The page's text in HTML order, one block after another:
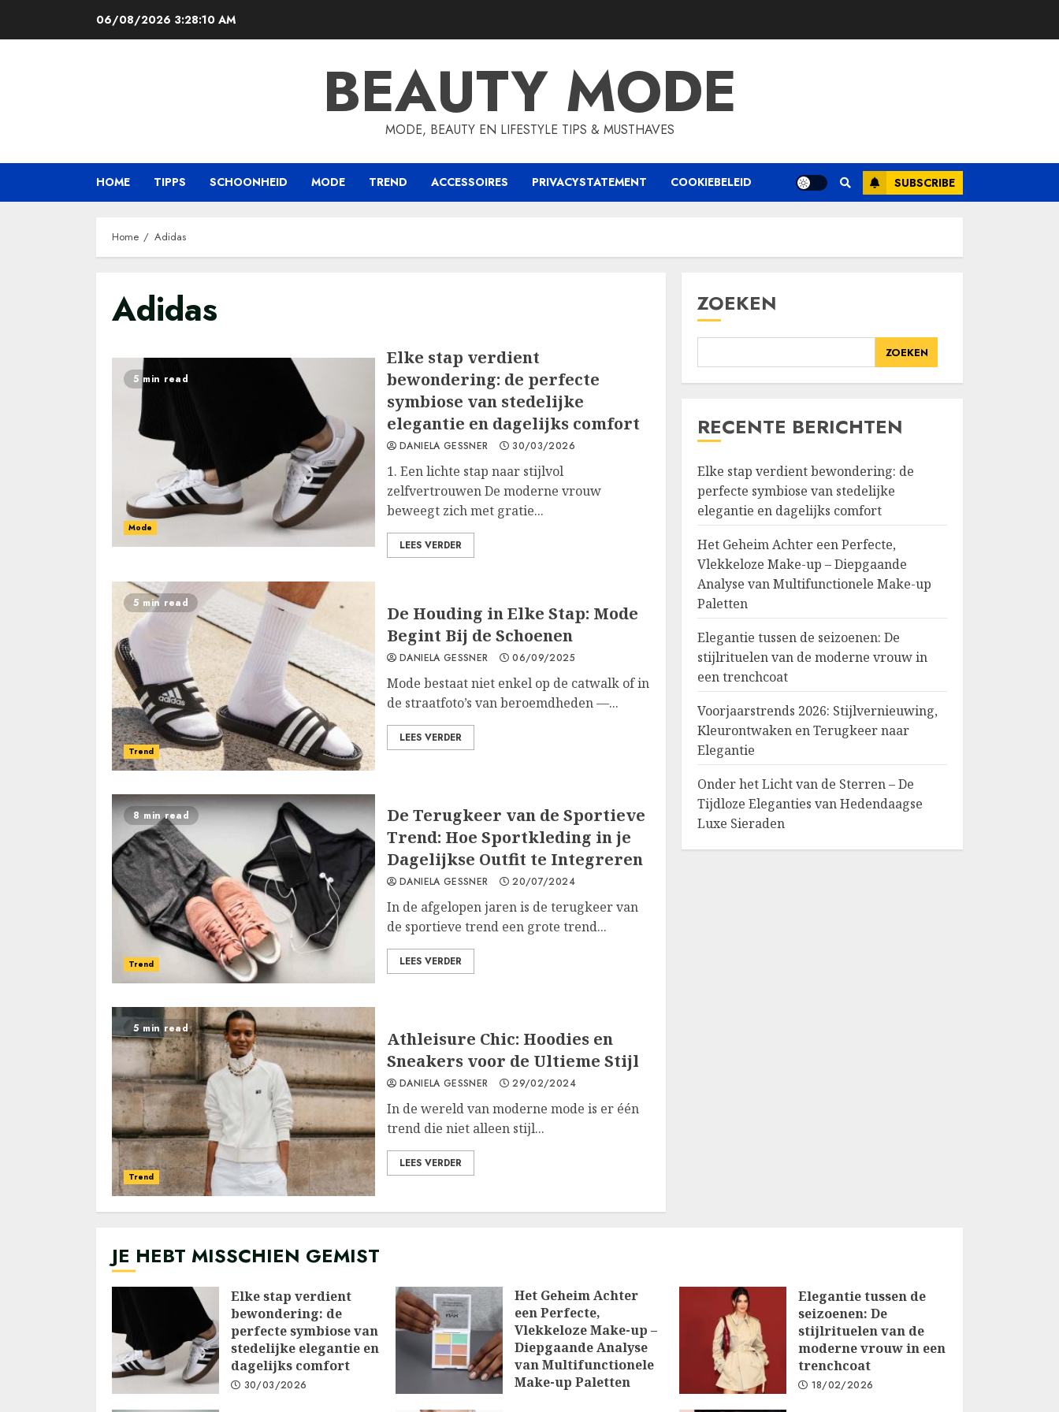
06/08/2026 3:28:10 AM
BEAUTY MODE
MODE, BEAUTY EN LIFESTYLE TIPS & MUSTHAVES
HOME TIPPS SCHOONHEID MODE TREND ACCESSOIRES PRIVACYSTATEMENT COOKIEBELEID SUBSCRIBE
Home Adidas
Adidas
5 min read
Mode
Elke stap verdient
bewondering: de perfecte
symbiose van stedelijke
elegantie en dagelijks comfort
DANIELA GESSNER 30/03/2026
1. Een lichte stap naar stijlvol
zelfvertrouwen De moderne vrouw
beweegt zich met gratie...
LEES VERDER
5 min read
Trend
De Houding in Elke Stap: Mode
Begint Bij de Schoenen
DANIELA GESSNER 06/09/2025
Mode bestaat niet enkel op de catwalk of in
de straatfoto’s van beroemdheden —...
LEES VERDER
8 min read
Trend
De Terugkeer van de Sportieve
Trend: Hoe Sportkleding in je
Dagelijkse Outfit te Integreren
DANIELA GESSNER 20/07/2024
In de afgelopen jaren is de terugkeer van
de sportieve trend een grote trend...
LEES VERDER
5 min read
Trend
Athleisure Chic: Hoodies en
Sneakers voor de Ultieme Stijl
DANIELA GESSNER 29/02/2024
In de wereld van moderne mode is er één
trend die niet alleen stijl...
LEES VERDER
ZOEKEN
ZOEKEN
RECENTE BERICHTEN
Elke stap verdient bewondering: de
perfecte symbiose van stedelijke
elegantie en dagelijks comfort
Het Geheim Achter een Perfecte,
Vlekkeloze Make-up – Diepgaande
Analyse van Multifunctionele Make-up
Paletten
Elegantie tussen de seizoenen: De
stijlrituelen van de moderne vrouw in
een trenchcoat
Voorjaarstrends 2026: Stijlvernieuwing,
Kleurontwaken en Terugkeer naar
Elegantie
Onder het Licht van de Sterren – De
Tijdloze Eleganties van Hedendaagse
Luxe Sieraden
JE HEBT MISSCHIEN GEMIST
Elke stap verdient
bewondering: de
perfecte symbiose van
stedelijke elegantie en
dagelijks comfort
30/03/2026
Het Geheim Achter
een Perfecte,
Vlekkeloze Make-up –
Diepgaande Analyse
van Multifunctionele
Make-up Paletten
Elegantie tussen de
seizoenen: De
stijlrituelen van de
moderne vrouw in een
trenchcoat
18/02/2026